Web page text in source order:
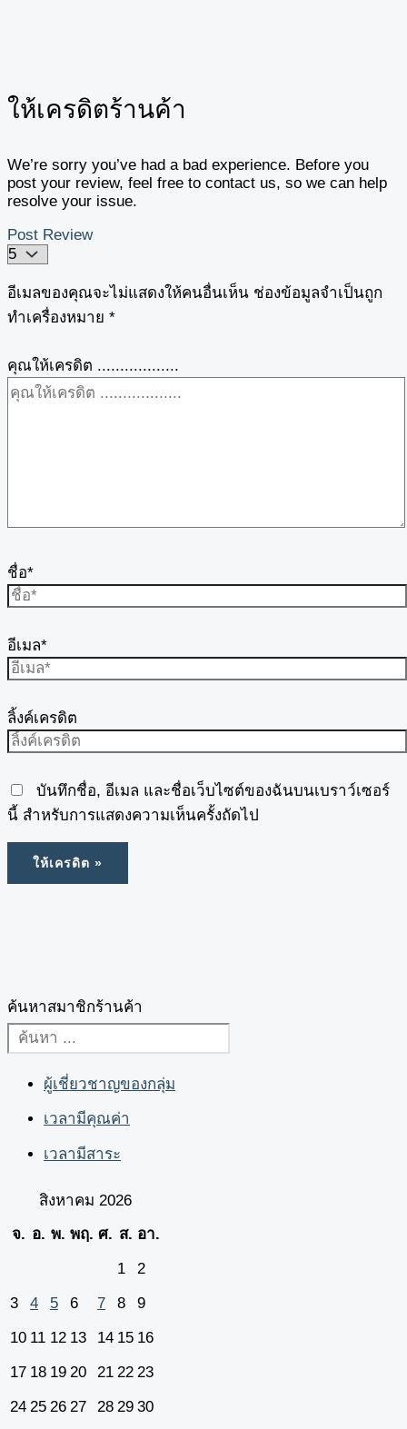
ให้เครดิตร้านค้า
We’re sorry you’ve had a bad experience. Before you
post your review, feel free to contact us, so we can help
resolve your issue.
Post Review
อีเมลของคุณจะไม่แสดงให้คนอื่นเห็น ช่องข้อมูลจำเป็นถูก
ทำเครื่องหมาย *
คุณให้เครดิต ..................
ชื่อ*
อีเมล*
ลิ้งค์เครดิต
บันทึกชื่อ, อีเมล และชื่อเว็บไซต์ของฉันบนเบราว์เซอร์
นี้ สำหรับการแสดงความเห็นครั้งถัดไป
ค้นหาสมาชิกร้านค้า
ผู้เชี่ยวชาญของกลุ่ม
เวลามีคุณค่า
เวลามีสาระ
สิงหาคม 2026
จ. อ. พ. พฤ. ศ. ส. อา.
1
2
3
4 5 6 7 8
9
10 11 12 13 14 15 16
17 18 19 20 21 22 23
24 25 26 27 28 29 30